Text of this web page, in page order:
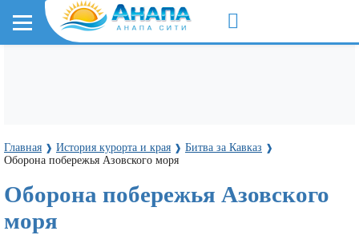
Главная ❱ История курорта и края ❱ Битва за Кавказ ❱
Оборона побережья Азовского моря
Оборона побережья Азовского
моря